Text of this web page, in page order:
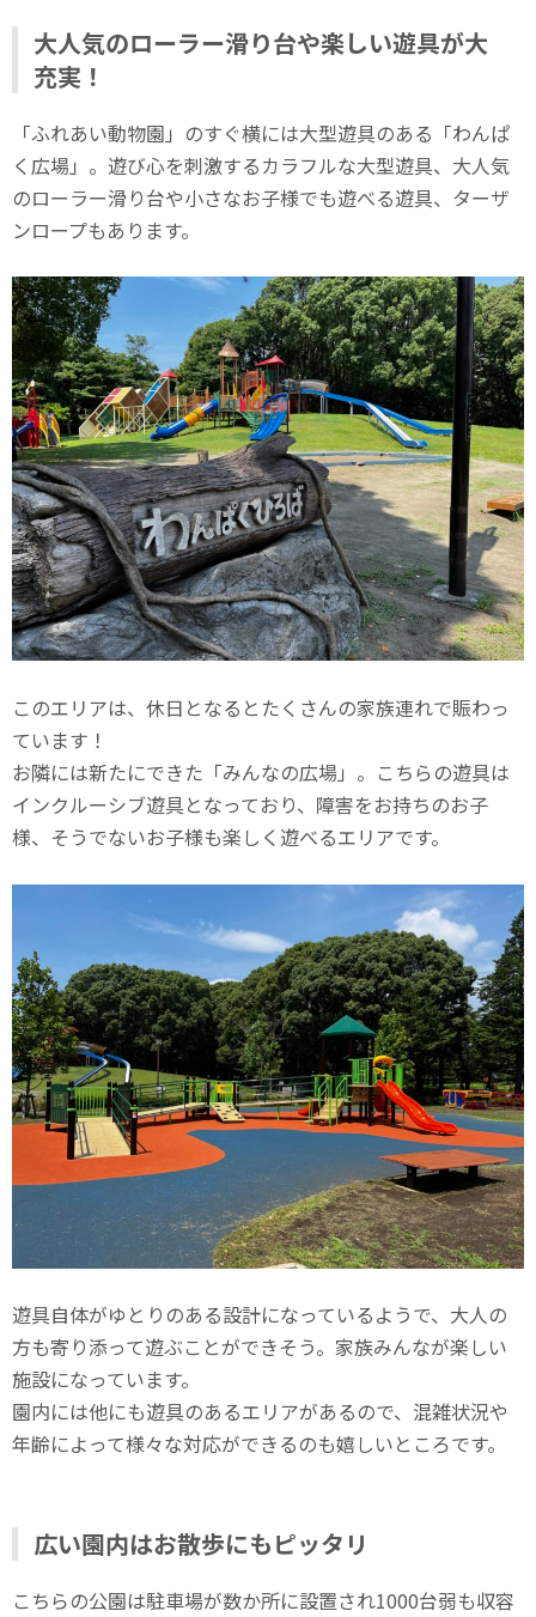
大人気のローラー滑り台や楽しい遊具が大
充実！
「ふれあい動物園」のすぐ横には大型遊具のある「わんぱ
く広場」。遊び心を刺激するカラフルな大型遊具、大人気
のローラー滑り台や小さなお子様でも遊べる遊具、ターザ
ンロープもあります。
このエリアは、休日となるとたくさんの家族連れで賑わっ
ています！
お隣には新たにできた「みんなの広場」。こちらの遊具は
インクルーシブ遊具となっており、障害をお持ちのお子
様、そうでないお子様も楽しく遊べるエリアです。
遊具自体がゆとりのある設計になっているようで、大人の
方も寄り添って遊ぶことができそう。家族みんなが楽しい
施設になっています。
園内には他にも遊具のあるエリアがあるので、混雑状況や
年齢によって様々な対応ができるのも嬉しいところです。
広い園内はお散歩にもピッタリ
こちらの公園は駐車場が数か所に設置され1000台弱も収容